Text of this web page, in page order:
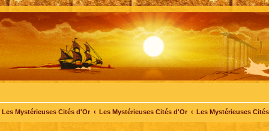
Les Mystérieuses Cités d'Or Les Mystérieuses Cités d'Or Les Mystérieuses